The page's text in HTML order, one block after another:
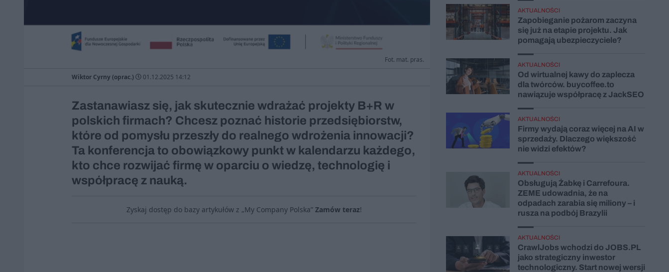
Fot. mat. pras.
Wiktor Cyrny (oprac.) 01.12.2025 14:12
Zastanawiasz się, jak skutecznie wdrażać projekty B+R w
polskich firmach? Chcesz poznać historie przedsiębiorstw,
które od pomysłu przeszły do realnego wdrożenia innowacji?
Ta konferencja to obowiązkowy punkt w kalendarzu każdego,
kto chce rozwijać firmę w oparciu o wiedzę, technologię i
współpracę z nauką.
Zyskaj dostęp do bazy artykułów z „My Company Polska” Zamów teraz!
AKTUALNOŚCI
Zapobieganie pożarom zaczyna
się już na etapie projektu. Jak
pomagają ubezpieczyciele?
AKTUALNOŚCI
Od wirtualnej kawy do zaplecza
dla twórców. buycoffee.to
nawiązuje współpracę z JackSEO
AKTUALNOŚCI
Firmy wydają coraz więcej na AI w
sprzedaży. Dlaczego większość
nie widzi efektów?
AKTUALNOŚCI
Obsługują Żabkę i Carrefoura.
ZEME udowadnia, że na
odpadach zarabia się miliony – i
rusza na podbój Brazylii
AKTUALNOŚCI
CrawlJobs wchodzi do JOBS.PL
jako strategiczny inwestor
technologiczny. Start nowej wersji